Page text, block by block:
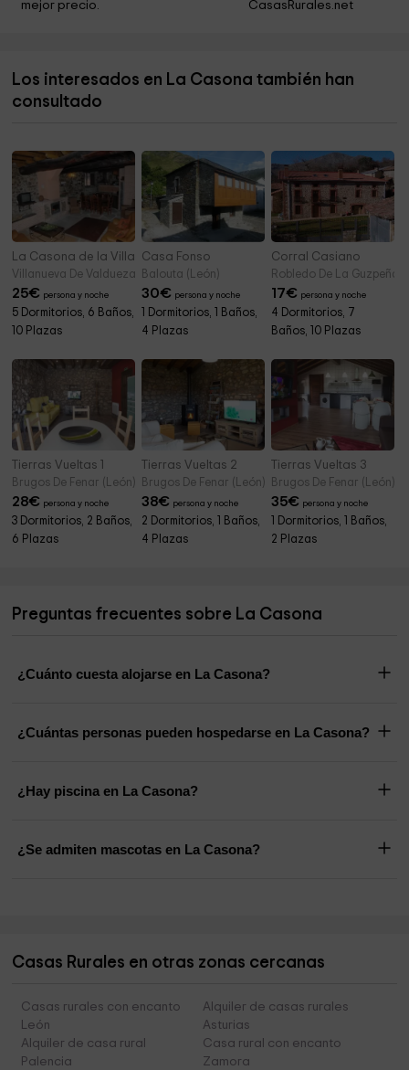
Ermita Aquiana 5,7 km
Castañal de Manzanedo 5,8 km
mejor precio.
CasasRurales.net
Los interesados en La Casona también han
consultado
La Casona de la Villa
Villanueva De Valdueza (León)
25€ persona y noche
5 Dormitorios, 6 Baños,
10 Plazas
Casa Fonso
Balouta (León)
30€ persona y noche
1 Dormitorios, 1 Baños,
4 Plazas
Corral Casiano
Robledo De La Guzpeña
17€ persona y noche
4 Dormitorios, 7
Baños, 10 Plazas
Tierras Vueltas 1
Brugos De Fenar (León)
28€ persona y noche
3 Dormitorios, 2 Baños,
6 Plazas
Tierras Vueltas 2
Brugos De Fenar (León)
38€ persona y noche
2 Dormitorios, 1 Baños,
4 Plazas
Tierras Vueltas 3
Brugos De Fenar (León)
35€ persona y noche
1 Dormitorios, 1 Baños,
2 Plazas
Preguntas frecuentes sobre La Casona
¿Cuánto cuesta alojarse en La Casona?
¿Cuántas personas pueden hospedarse en La Casona?
¿Hay piscina en La Casona?
¿Se admiten mascotas en La Casona?
Casas Rurales en otras zonas cercanas
Casas rurales con encanto
León
Alquiler de casas rurales
Asturias
Alquiler de casa rural
Palencia
Casa rural con encanto
Zamora